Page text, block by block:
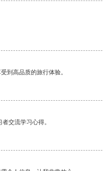
到高品质的旅行体验。
交流学习心得。